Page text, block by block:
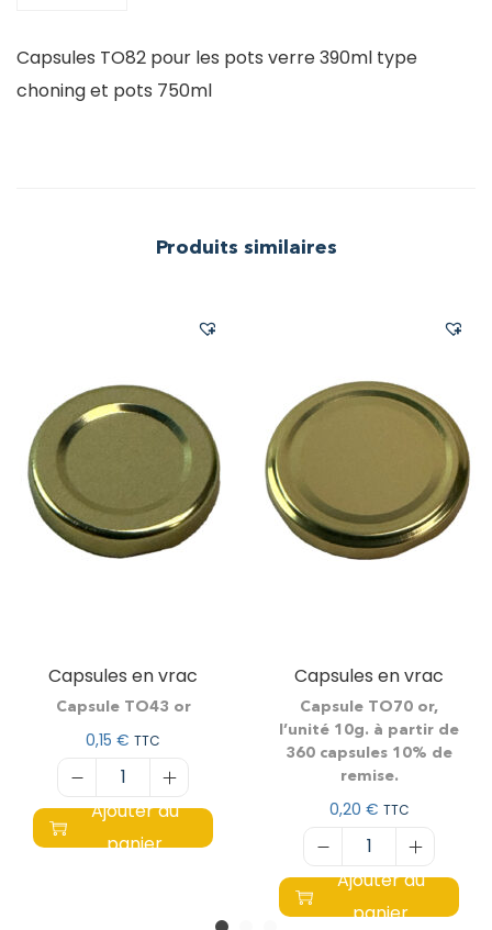
Capsules TO82 pour les pots verre 390ml type
choning et pots 750ml
Produits similaires
Capsules en vrac
Capsule TO43 or
0,15 € TTC
Ajouter au
panier
Capsules en vrac
Capsule TO70 or,
l’unité 10g. à partir de
360 capsules 10% de
remise.
0,20 € TTC
Ajouter au
panier